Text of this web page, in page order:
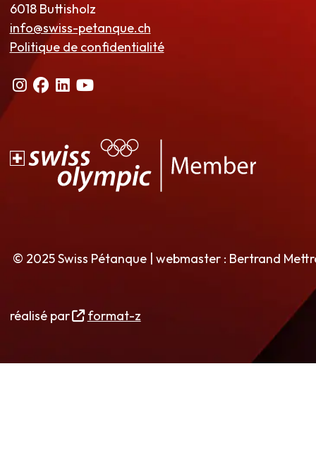
6018 Buttisholz
info@swiss-petanque.ch
Politique de confidentialité
© 2025 Swiss Pétanque | webmaster : Bertrand
réalisé par format-z